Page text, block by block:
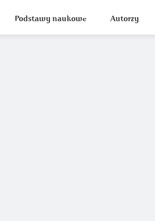
Podstawy naukowe Autorzy